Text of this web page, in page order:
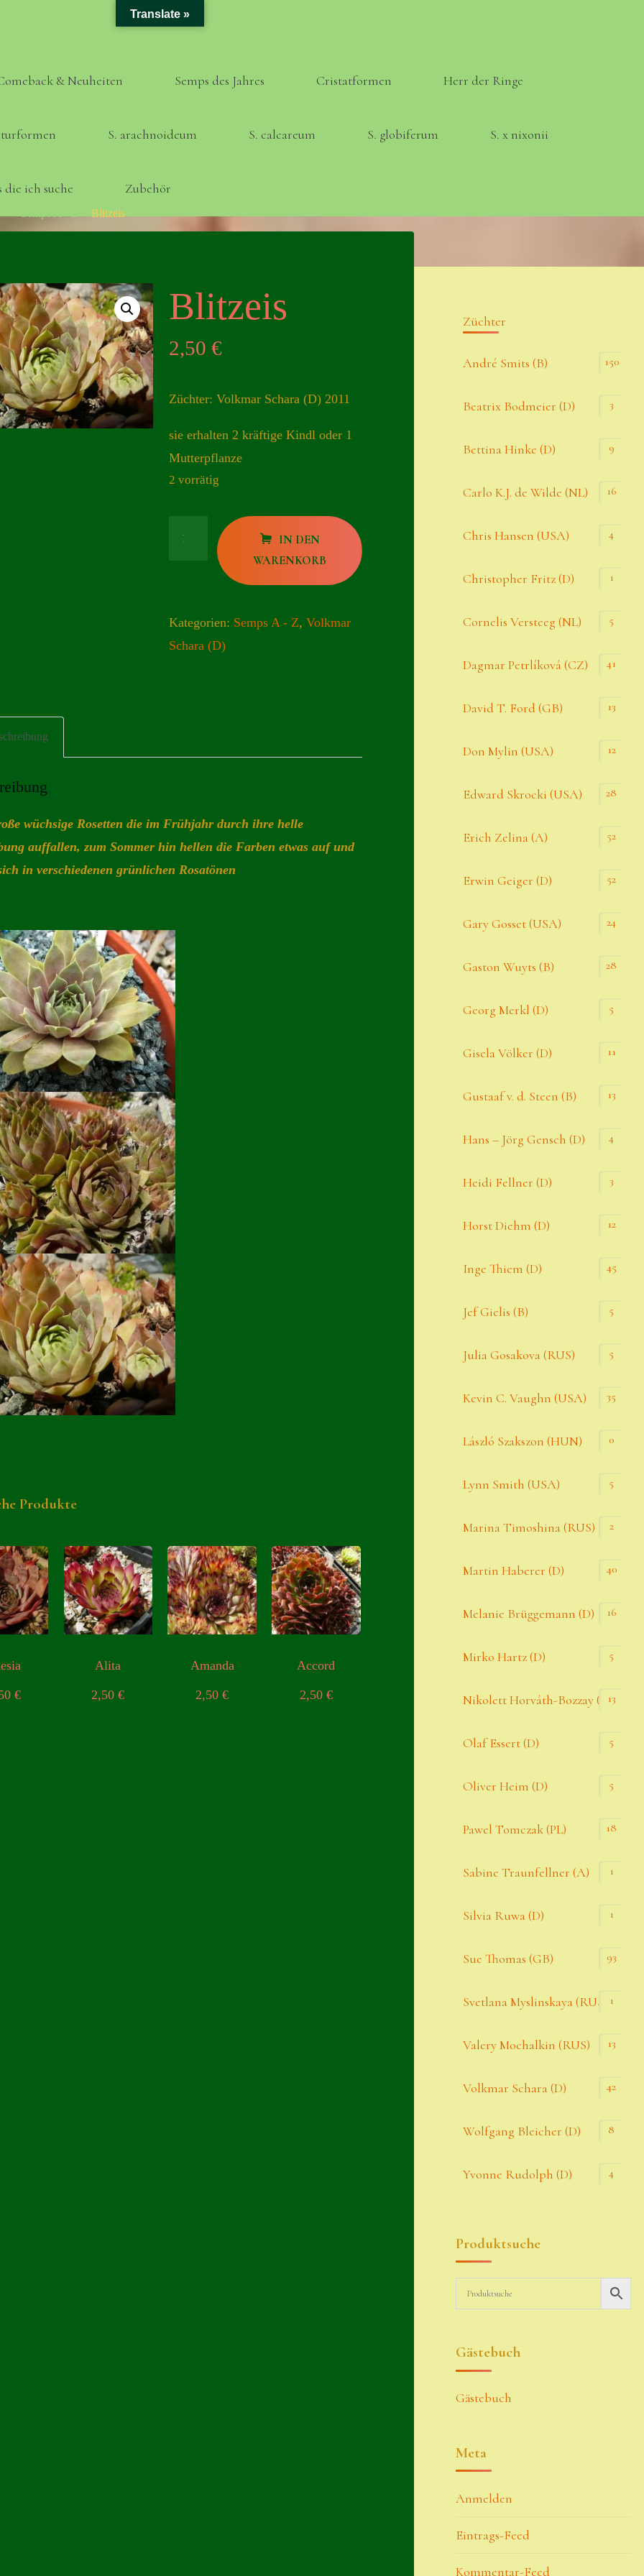
& Neuheiten Semps des Jahres Cristatformen Herr der Ringe
S. arachnoideum S. calcareum S. globiferum S. x nixonii
die ich suche Zubehör
Kategorien
Seiten
Account
Comeback & Neuheiten
Semps A - Z Blitzeis
Blitzeis
2,50€
Züchter: Volkmar Schara (D) 2011
sie erhalten 2 kräftige Kindl oder 1
Mutterpflanze
2 vorrätig
IN DEN
WARENKORB
Kategorien: Semps A - Z,Volkmar
Schara (D)
wüchsige Rosetten die im Frühjahr durch ihre helle
auffallen, zum Sommer hin hellen die Farben etwas auf und
in verschiedenen grünlichen Rosatönen
Produkte
€
Alita
2,50€
Amanda
2,50€
Accord
2,50 €
Züchter
André Smits (B) 150
Beatrix Bodmeier (D) 3
Bettina Hinke (D) 9
Carlo K.J. de Wilde (NL) 16
Chris Hansen (USA) 4
Christopher Fritz (D) 1
Cornelis Versteeg (NL) 5
Dagmar Petrlíková (CZ) 41
David T. Ford (GB) 13
Don Mylin (USA) 12
Edward Skrocki (USA) 28
Erich Zelina (A) 52
Erwin Geiger (D) 52
Gary Gosset (USA) 24
Gaston Wuyts (B) 28
Georg Merkl (D) 5
Gisela Völker (D) 11
Gustaaf v. d. Steen (B) 13
Hans – Jörg Gensch (D) 4
Heidi Fellner (D) 3
Horst Diehm (D) 12
Inge Thiem (D) 45
Jef Gielis (B) 5
Julia Gosakova (RUS) 5
Kevin C. Vaughn (USA) 35
László Szakszon (HUN) 0
Lynn Smith (USA) 5
Marina Timoshina (RUS) 2
Martin Haberer (D) 40
Melanie Brüggemann (D) 16
Mirko Hartz (D) 5
Nikolett Horváth-Bozzay (A)13
Olaf Essert (D) 5
Oliver Heim (D) 5
Pawel Tomczak (PL) 18
Sabine Traunfellner (A) 1
Silvia Ruwa (D) 1
Sue Thomas (GB) 93
Svetlana Myslinskaya (RUS) 1
Valery Mochalkin (RUS) 13
Volkmar Schara (D) 42
Wolfgang Bleicher (D) 8
Yvonne Rudolph (D) 4
Produktsuche
Gästebuch
Gästebuch
Meta
Anmelden
Eintrags-Feed
Kommentar-Feed
Translate »